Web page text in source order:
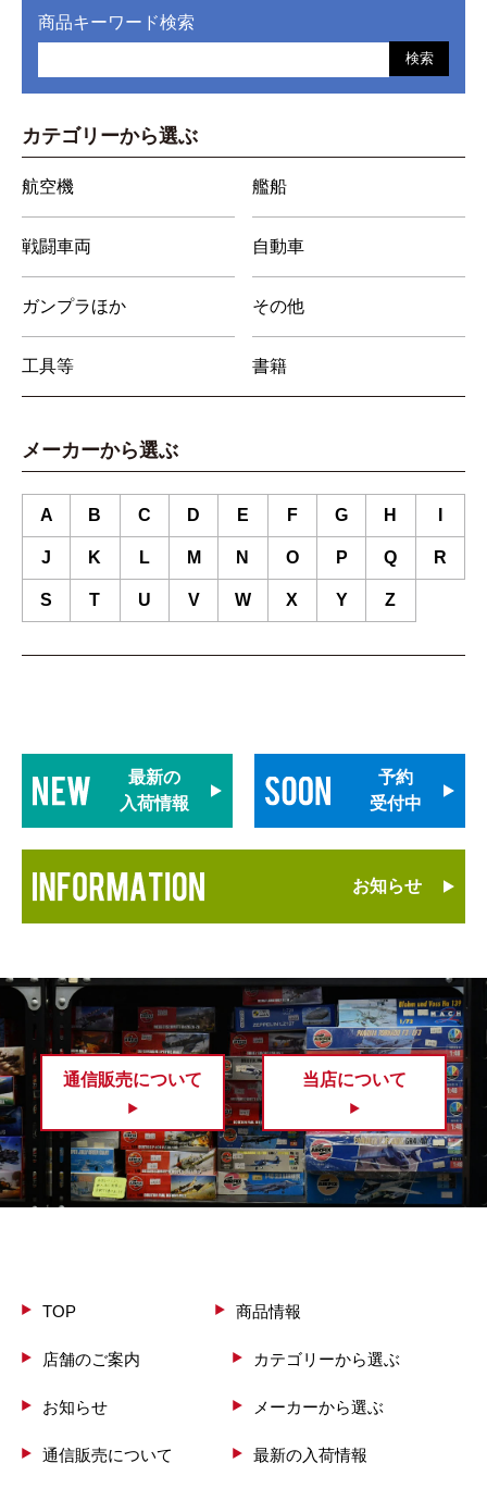
商品キーワード検索
検索
カテゴリーから選ぶ
航空機 艦船
戦闘車両 自動車
ガンプラほか その他
工具等 書籍
メーカーから選ぶ
A B C D E F G H
J K L M N O P Q R
S T U V W X Y Z
最新の
入荷情報
予約
受付中
お知らせ
通信販売について 当店について
TOP
店舗のご案内
お知らせ
通信販売について
商品情報
カテゴリーから選ぶ
メーカーから選ぶ
最新の入荷情報